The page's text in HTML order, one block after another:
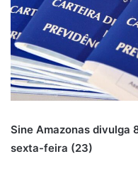
Sine Amazonas divulga
sexta-feira (23)